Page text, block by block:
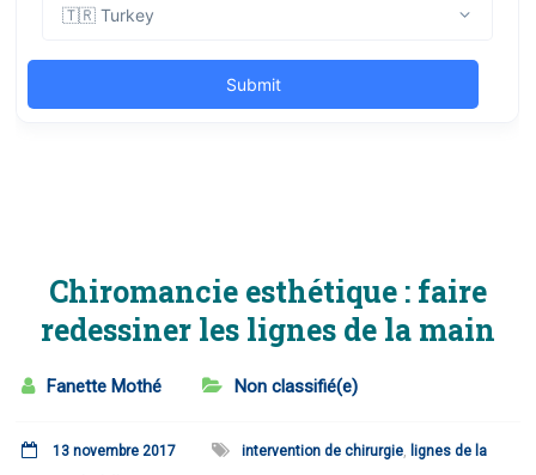
Chiromancie esthétique : faire
redessiner les lignes de la main
Fanette Mothé Non classifié(e)
13 novembre 2017 intervention de chirurgie, lignes de la